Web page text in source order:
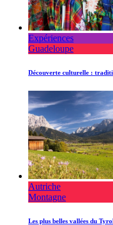
Expériences
Guadeloupe
Découverte culturelle :
Autriche
Montagne
Les plus belles vallées du